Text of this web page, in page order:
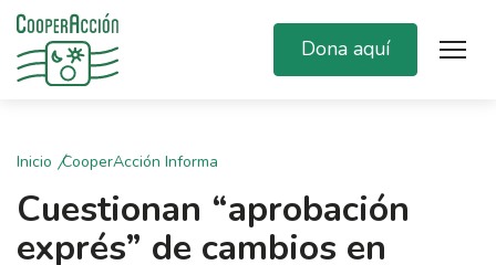
Dona aquí
Inicio CooperAcción Informa
Cuestionan “aprobación
exprés” de cambios en